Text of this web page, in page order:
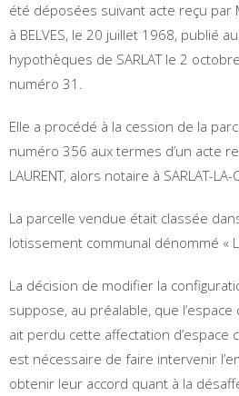
été déposées suivant acte reçu par
à BELVES, le 20 juillet 1968, publié
hypothèques de SARLAT le 2
numéro 31.
Elle a procédé à la cession de la
numéro 356 aux termes d’un acte
LAURENT, alors notaire à SARLAT-
La parcelle vendue était classée
lotissement communal dénommé «
La décision de modifier la
suppose, au préalable, que
ait perdu cette affectation d’espace
est nécessaire de faire intervenir
obtenir leur accord quant à la